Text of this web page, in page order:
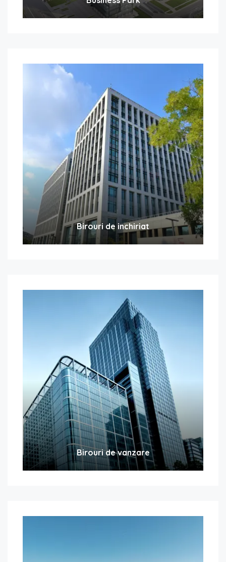
Birouri de inchiriat
Birouri de vanzare